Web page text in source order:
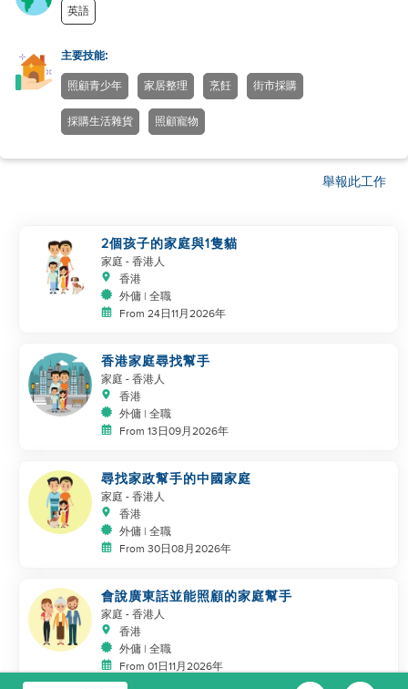
英語
主要技能:
照顧青少年 家居整理 烹飪 街市採購
採購生活雜貨 照顧寵物
舉報此工作
2個孩子的家庭與1隻貓
家庭 - 香港人
香港
外傭 | 全職
From 24日11月2026年
香港家庭尋找幫手
家庭 - 香港人
香港
外傭 | 全職
From 13日09月2026年
尋找家政幫手的中國家庭
家庭 - 香港人
香港
外傭 | 全職
From 30日08月2026年
會說廣東話並能照顧的家庭幫手
家庭 - 香港人
香港
外傭 | 全職
From 01日11月2026年